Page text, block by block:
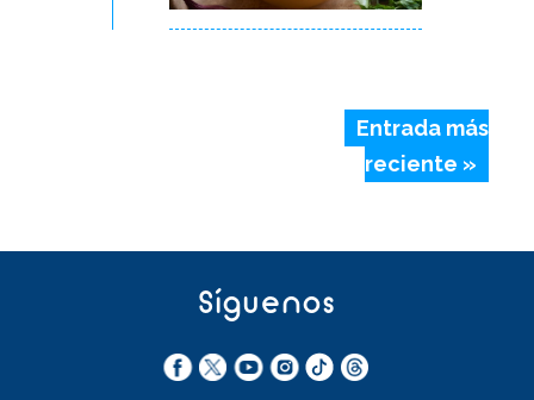
Entrada más
reciente »
Síguenos